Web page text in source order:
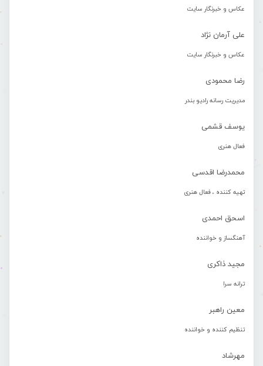
عکاس و خبرنگار سایت
علی آرمان نژاد
عکاس و خبرنگار سایت
رضا محمودی
مدیریت رسانه رادیو بندر
یوسف قشمی
فعال هنری
محمدرضا اقدسی
تهیه کننده ، فعال هنری
اسحق احمدی
آهنگساز و خواننده
مجید ذاکری
ترانه سرا
معین راهبر
تنظیم کننده و خواننده
مهرشاد